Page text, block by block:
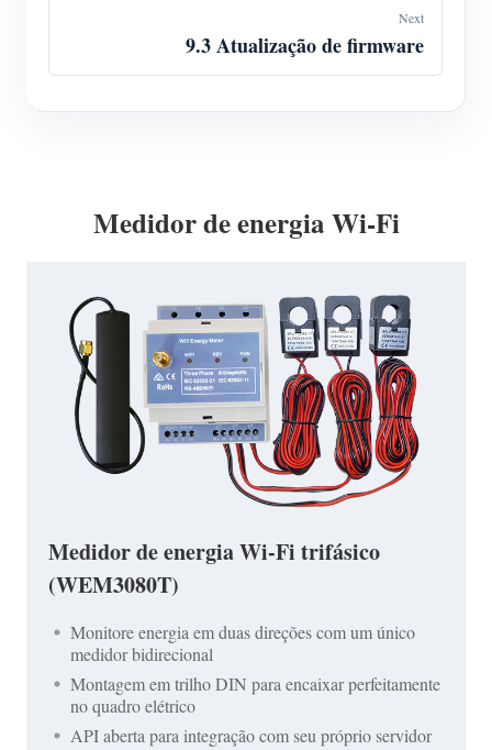
Next
9.3 Atualização de firmware
Medidor de energia Wi-Fi
Medidor de energia Wi-Fi trifásico
(WEM3080T)
Monitore energia em duas direções com um único
medidor bidirecional
Montagem em trilho DIN para encaixar perfeitamente
no quadro elétrico
API aberta para integração com seu próprio servidor